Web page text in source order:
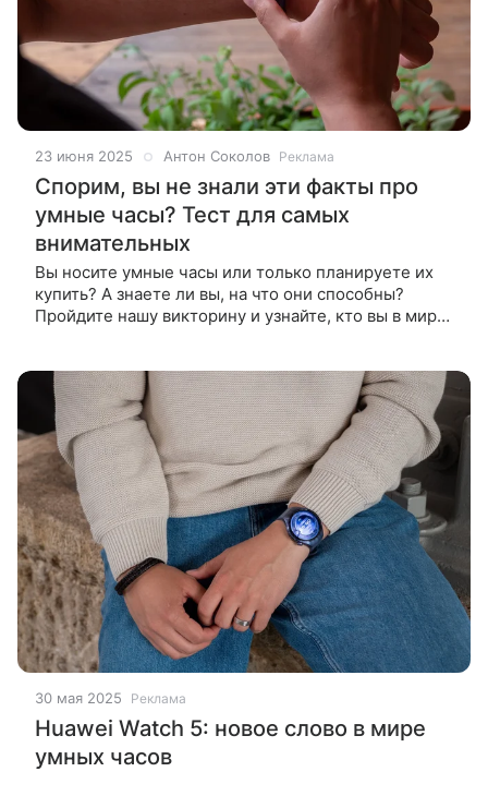
23 июня 2025 Антон Соколов Реклама
Спорим, вы не знали эти факты про
умные часы? Тест для самых
внимательных
Вы носите умные часы или только планируете их
купить? А знаете ли вы, на что они способны?
Пройдите нашу викторину и узнайте, кто вы в мире
30 мая 2025 Реклама
Huawei Watch 5: новое слово в мире
умных часов